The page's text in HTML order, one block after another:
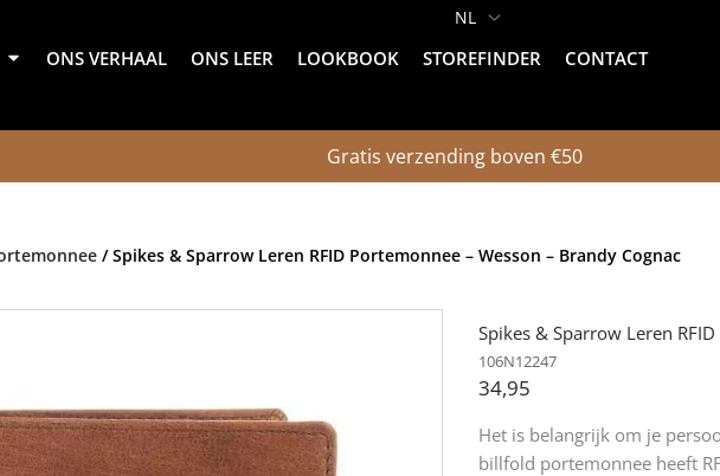
ONS VERHAAL ONS LEER LOOKBOOK STOREFINDER CONTACT
Gratis verzending boven €50
/ Spikes & Sparrow Leren RFID Portemonnee – Wesson – Brandy Cognac
Spikes & Sparrow Leren
106N12247
34,95
Het is belangrijk om je
billfold portemonnee heeft